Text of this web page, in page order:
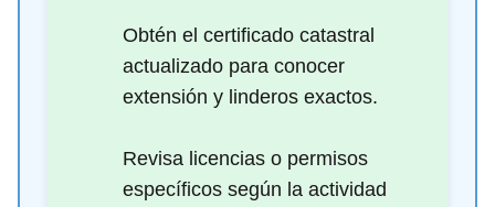
Obtén el certificado catastral
actualizado para conocer
extensión y linderos exactos.
Revisa licencias o permisos
específicos según la actividad